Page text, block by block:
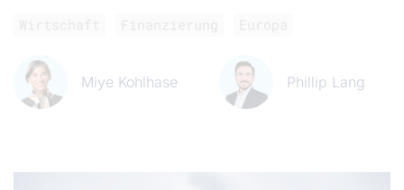
Miye Kohlhase Phillip Lang